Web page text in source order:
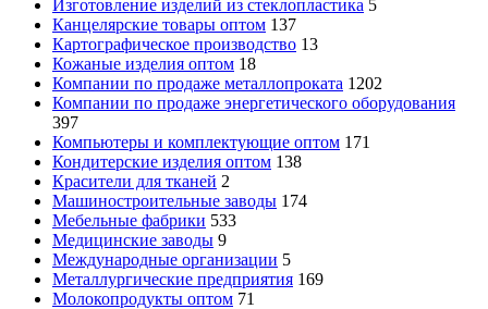
Изготовление изделий из стеклопластика 5
Канцелярские товары оптом 137
Картографическое производство 13
Кожаные изделия оптом 18
Компании по продаже металлопроката 1202
Компании по продаже энергетического оборудования
397
Компьютеры и комплектующие оптом 171
Кондитерские изделия оптом 138
Красители для тканей 2
Машиностроительные заводы 174
Мебельные фабрики 533
Медицинские заводы 9
Международные организации 5
Металлургические предприятия 169
Молокопродукты оптом 71